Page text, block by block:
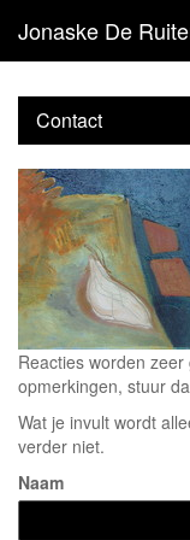
Jonaske De
Contact
Reacties worden
opmerkingen, stuur
Wat je invult wordt
verder niet.
Naam